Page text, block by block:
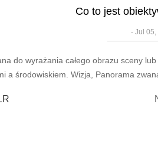
Co to jest
- Jul 05,
do wyrażania całego obrazu sceny
a środowiskiem. Wizja, Panorama